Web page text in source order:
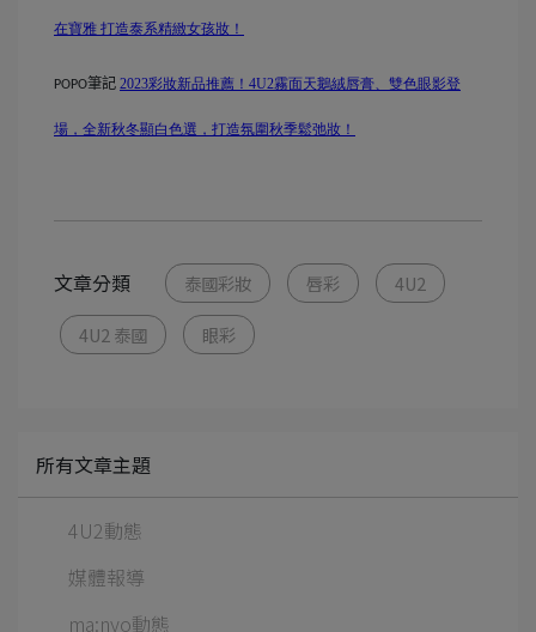
在寶雅 打造泰系精緻女孩妝！
POPO筆記 2023彩妝新品推薦！ 4U2霧面天鵝絨唇膏、雙色眼影登
場，全新秋冬顯白色選，打造氛圍秋季鬆弛妝！
文章分類 泰國彩妝 唇彩 4U2
4U2 泰國 眼彩
所有文章主題
4U2動態
媒體報導
ma:nyo動態